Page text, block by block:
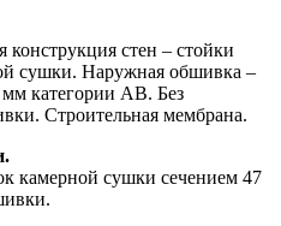
стен – стойки
сушки. Наружная обшивка –
категории АВ. Без
Строительная мембрана.
камерной сушки сечением 47